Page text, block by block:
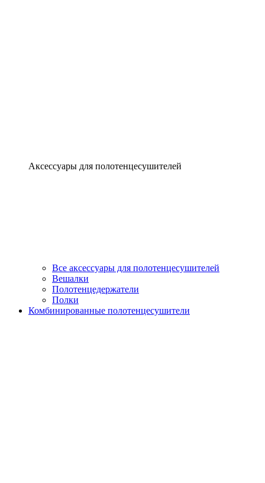
Аксессуары для полотенцесушителей
Все аксессуары для полотенцесушителей
Вешалки
Полотенцедержатели
Полки
Комбинированные полотенцесушители